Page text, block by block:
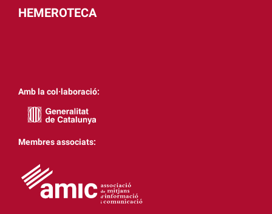
HEMEROTECA
Amb la col·laboració:
Membres associats: